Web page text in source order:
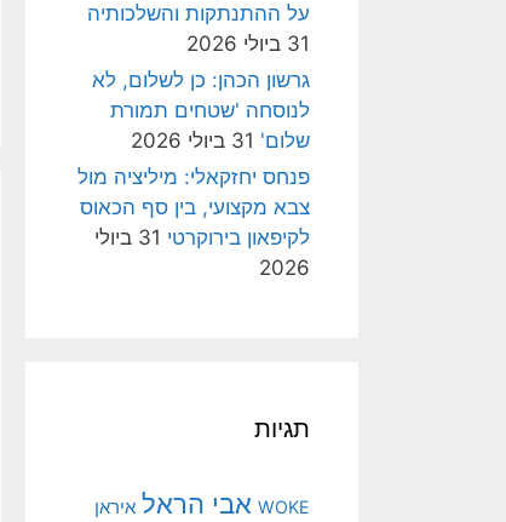
על ההתנתקות והשלכותיה
31 ביולי 2026
גרשון הכהן: כן לשלום, לא
לנוסחה 'שטחים תמורת
שלום' 31 ביולי 2026
פנחס יחזקאלי: מיליציה מול
צבא מקצועי, בין סף הכאוס
לקיפאון בירוקרטי
31 ביולי
2026
תגיות
WOKE אבי הראל איראן